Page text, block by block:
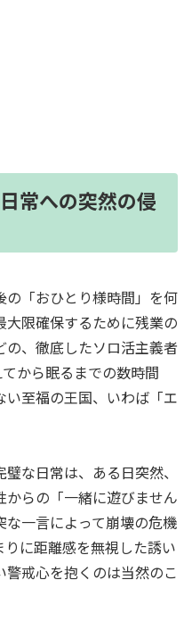
常への突然の侵
「おひとり様時間」を何
限確保するために残業の
、徹底したソロ活主義者
から眠るまでの数時間
至福の王国、いわば「エ
な日常は、ある日突然、
らの「一緒に遊びません
一言によって崩壊の危機
に距離感を無視した誘い
戒心を抱くのは当然のこ